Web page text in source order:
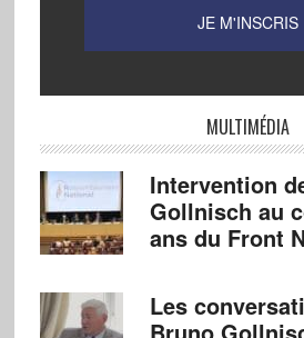
MULTIMÉDIA
Intervention
Gollnisch au
ans du Front
Les